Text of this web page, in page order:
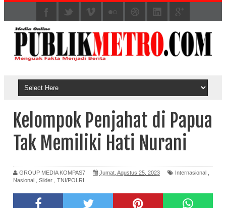
Kelompok Penjahat di Papua
Tak Memiliki Hati Nurani
GROUP MEDIA KOMPAS7 Jumat, Agustus 25, 2023 Internasional
Nasional
Slider TNI/POLRI